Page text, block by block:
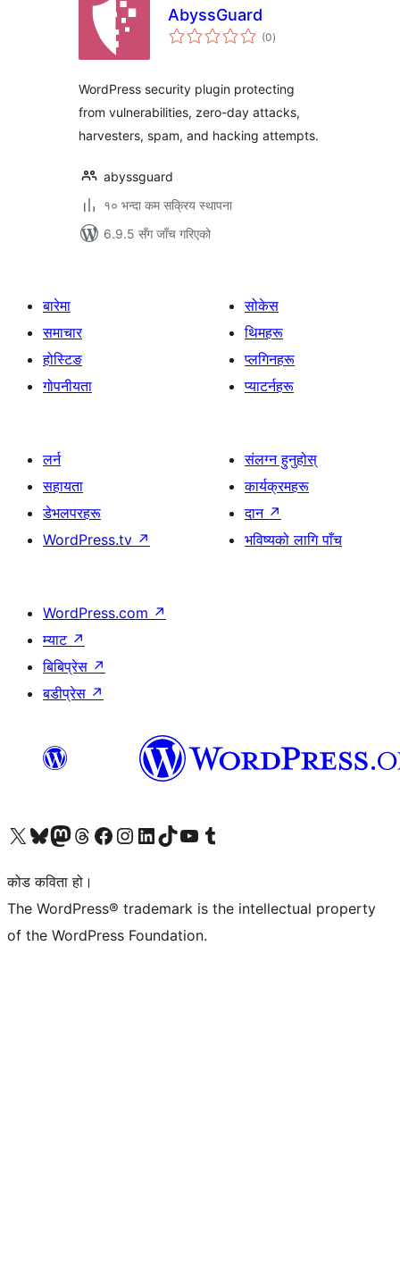
AbyssGuard
(0कुल
रेटिङ्गहरू
)
WordPress security plugin protecting
from vulnerabilities, zero-day attacks,
harvesters, spam, and hacking attempts.
abyssguard
१० भन्दा कम सक्रिय स्थापना
6.9.5 सँग जाँच गरिएको
बारेमा
समाचार
होस्टिङ
गोपनीयता
सोकेस
थिमहरू
प्लगिनहरू
प्याटर्नहरू
लर्न
सहायता
डेभलपरहरू
WordPress.tv ↗
संलग्न हुनुहोस्
कार्यक्रमहरू
दान ↗
भविष्यको लागि पाँच
WordPress.com ↗
म्याट ↗
बिबिप्रेस ↗
बडीप्रेस ↗
हाम्रो X (पहिले ट्विटर) खातामा जानुहोस्
हाम्रो Bluesky खाता भ्रमण गर्नुहोस्
हाम्रो म्यास्टोडन खाता भ्रमण गर्नुहोस्
हाम्रो थ्रेड्स खातामा जानुहोस्
हाम्रो फेसबुक पेजमा जानुहोस्
हाम्रो इन्स्टाग्राम खातामा जानुहोस्
हाम्रो लिङ्क्डइन खातामा जानुहोस्
हाम्रो TikTok खाता भ्रमण गर्नुहोस्
हाम्रो युट्युब च्यानलमा जानुहोस्
हाम्रो टम्बलर खाता भ्रमण गर्नुहोस्
कोड कविता हो।
The WordPress® trademark is the intellectual property
of the WordPress Foundation.